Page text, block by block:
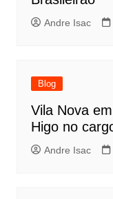
Andre Isac
Blog
Vila Nova
Higo no
Andre Isac